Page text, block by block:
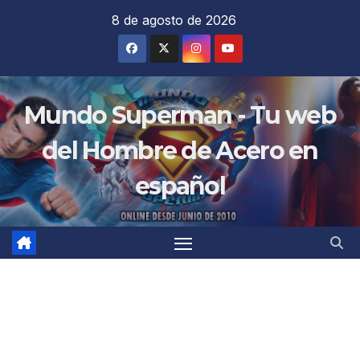
8 de agosto de 2026
Mundo Superman - Tu web
del Hombre de Acero en
español